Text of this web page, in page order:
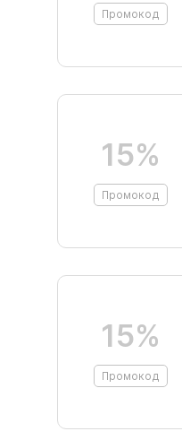
Промокод
15%
Промокод
15%
Промокод